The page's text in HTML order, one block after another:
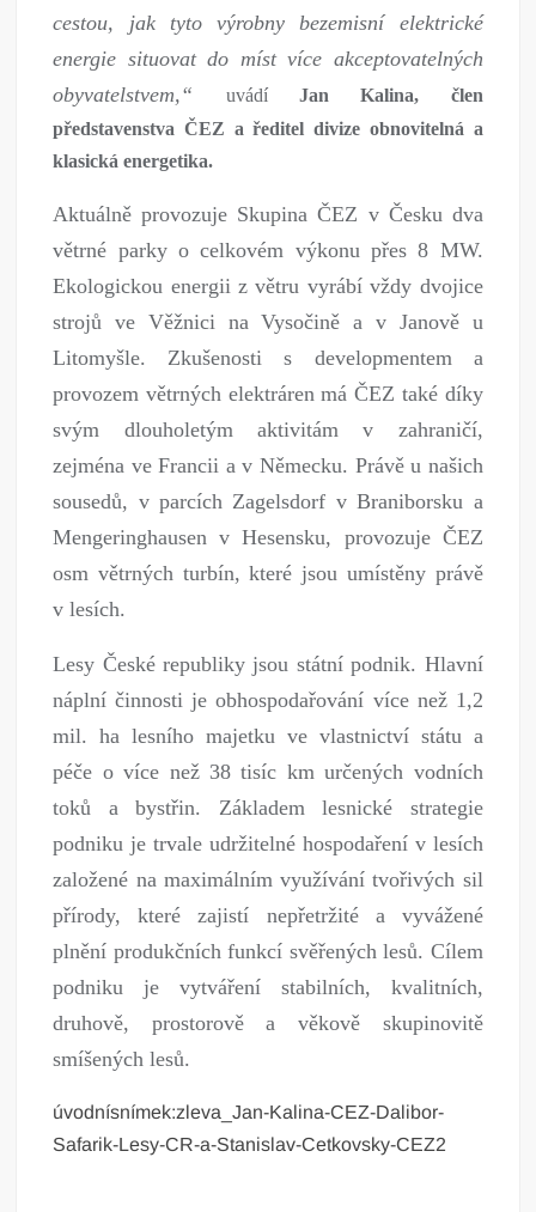
cestou, jak tyto výrobny bezemisní elektrické
energie situovat do míst více akceptovatelných
obyvatelstvem,“
uvádí Jan Kalina, člen
představenstva ČEZ a ředitel divize obnovitelná a
klasická energetika.
Aktuálně provozuje Skupina ČEZ v Česku dva
větrné parky o celkovém výkonu přes 8 MW.
Ekologickou energii z větru vyrábí vždy dvojice
strojů ve Věžnici na Vysočině a v Janově u
Litomyšle. Zkušenosti s developmentem a
provozem větrných elektráren má ČEZ také díky
svým dlouholetým aktivitám v zahraničí,
zejména ve Francii a v Německu. Právě u našich
sousedů, v parcích Zagelsdorf v Braniborsku a
Mengeringhausen v Hesensku, provozuje ČEZ
osm větrných turbín, které jsou umístěny právě
v lesích.
Lesy České republiky jsou státní podnik. Hlavní
náplní činnosti je obhospodařování více než 1,2
mil. ha lesního majetku ve vlastnictví státu a
péče o více než 38 tisíc km určených vodních
toků a bystřin. Základem lesnické strategie
podniku je trvale udržitelné hospodaření v lesích
založené na maximálním využívání tvořivých sil
přírody, které zajistí nepřetržité a vyvážené
plnění produkčních funkcí svěřených lesů. Cílem
podniku je vytváření stabilních, kvalitních,
druhově, prostorově a věkově skupinovitě
smíšených lesů.
úvodnísnímek:zleva_Jan-Kalina-CEZ-Dalibor-
Safarik-Lesy-CR-a-Stanislav-Cetkovsky-CEZ2